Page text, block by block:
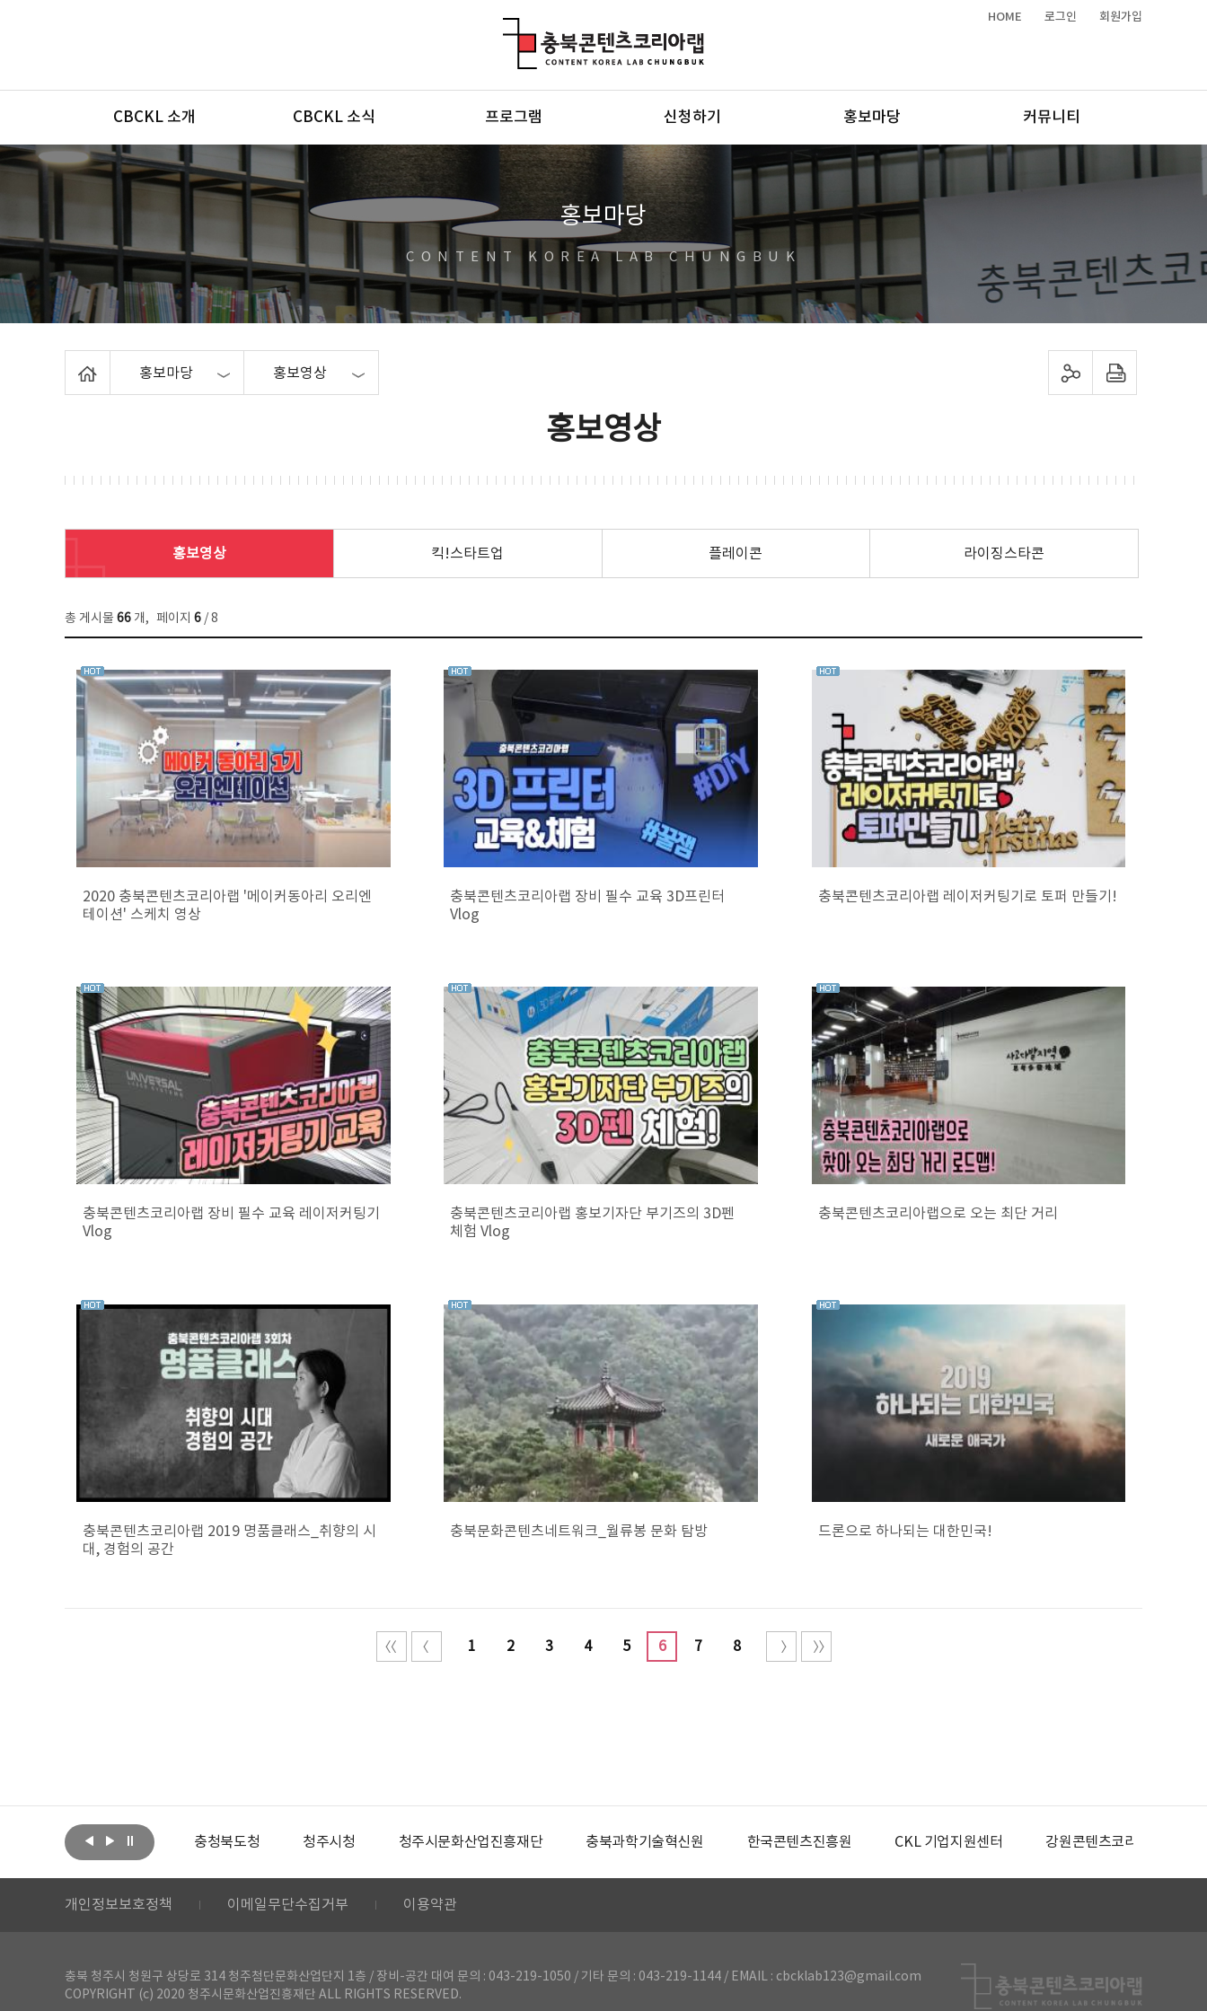
HOME 로그인 회원가입
메뉴
CBCKL 소개 CBCKL 소식 프로그램 신청하기 홍보마당 커뮤니티
홍보마당
CONTENT KOREA LAB CHUNGBUK
홍보마당 홍보영상 sns 공유하기 프린트하기
홍보영상
홍보영상 킥!스타트업 플레이콘 라이징스타콘
총 게시물 66 개, 페이지 6 / 8
2020 충북콘텐츠코리아랩 '메이커동아리 오리엔
테이션' 스케치 영상
충북콘텐츠코리아랩 장비 필수 교육 3D프린터
Vlog
충북콘텐츠코리아랩 레이저커팅기로 토퍼 만들기!
충북콘텐츠코리아랩 장비 필수 교육 레이저커팅기
Vlog
충북콘텐츠코리아랩 홍보기자단 부기즈의 3D펜
체험 Vlog
충북콘텐츠코리아랩으로 오는 최단 거리
충북콘텐츠코리아랩 2019 명품클래스_취향의 시
대, 경험의 공간
충북문화콘텐츠네트워크_월류봉 문화 탐방 드론으로 하나되는 대한민국!
1 2 3 4 5 6 7 8
문화체육관광부 충청북도청 청주시청 청주시문화산업진흥재단 충북과학기술혁신원 한국콘텐츠진흥원 CKL 기업지원센터 강원콘텐츠코리아랩
개인정보보호정책 이메일무단수집거부 이용약관
충북 청주시 청원구 상당로 314 청주첨단문화산업단지 1층 / 장비-공간 대여 문의 : 043-219-1050 / 기타 문의 : 043-219-1144 / EMAIL : cbcklab123@gmail.com
COPYRIGHT (c) 2020 청주시문화산업진흥재단 ALL RIGHTS RESERVED.